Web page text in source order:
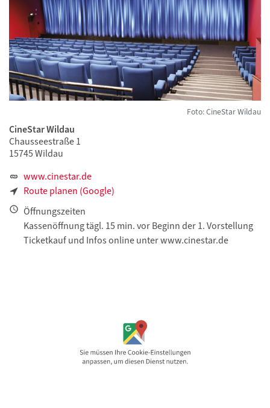
Foto: CineStar Wildau
CineStar Wildau
Chausseestraße 1
15745 Wildau
www.cinestar.de
Route planen (Google)
Öffnungszeiten
Kassenöffnung tägl. 15 min. vor Beginn der 1. Vorstellung
Ticketkauf und Infos online unter www.cinestar.de